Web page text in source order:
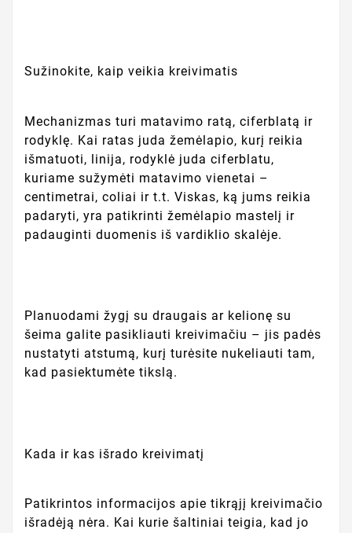
Sužinokite, kaip veikia kreivimatis
Mechanizmas turi matavimo ratą, ciferblatą ir
rodyklę. Kai ratas juda žemėlapio, kurį reikia
išmatuoti, linija, rodyklė juda ciferblatu,
kuriame sužymėti matavimo vienetai –
centimetrai, coliai ir t.t. Viskas, ką jums reikia
padaryti, yra patikrinti žemėlapio mastelį ir
padauginti duomenis iš vardiklio skalėje.
Planuodami žygį su draugais ar kelionę su
šeima galite pasikliauti kreivimačiu – jis padės
nustatyti atstumą, kurį turėsite nukeliauti tam,
kad pasiektumėte tikslą.
Kada ir kas išrado kreivimatį
Patikrintos informacijos apie tikrąjį kreivimačio
išradėją nėra. Kai kurie šaltiniai teigia, kad jo